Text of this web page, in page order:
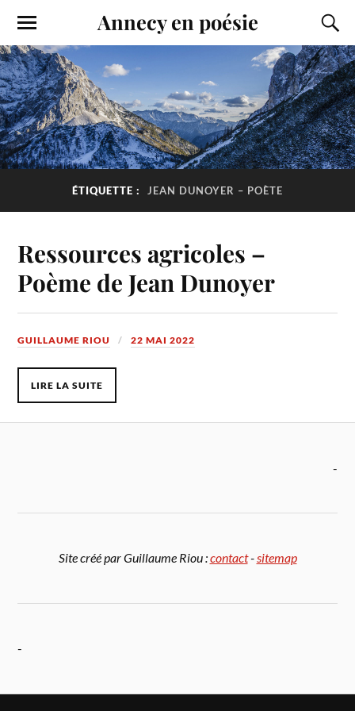
Annecy en poésie
ÉTIQUETTE : JEAN DUNOYER – POÈTE
Ressources agricoles –
Poème de Jean Dunoyer
GUILLAUME RIOU 22 MAI 2022
LIRE LA SUITE
-
Site créé par Guillaume Riou :contact-sitemap
-